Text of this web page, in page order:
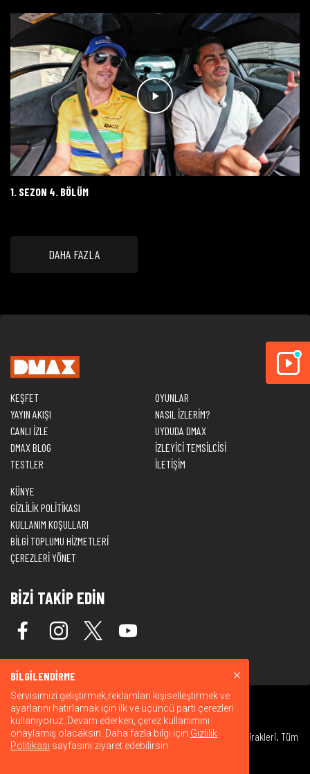
1. SEZON 4. BÖLÜM
DAHA FAZLA
KEŞFET
YAYIN AKIŞI
CANLI İZLE
DMAX BLOG
TESTLER
OYUNLAR
NASIL İZLERİM?
UYDUDA DMAX
İZLEYİCİ TEMSİLCİSİ
İLETİŞİM
KÜNYE
GİZLİLİK POLİTİKASI
KULLANIM KOŞULLARI
BİLGİ TOPLUMU HİZMETLERİ
ÇEREZLERİ YÖNET
BİZİ TAKİP EDİN
© 2026 Warner Bros. Discovery, Inc. veya bağlı kuruluşları ve iştirakleri. Tüm
hakları saklıdır.
BİLGİLENDİRME
Servisimizi geliştirmek,reklamları kişiselleştirmek ve
ayarlarını hatırlamak için ilk ve üçüncü parti çerezleri
kullanıyoruz. Devam ederken, çerez kullanımını
onaylamış olacaksın. Daha fazla bilgi için Gizlilik
Politikası sayfasını ziyaret edebilirsin.